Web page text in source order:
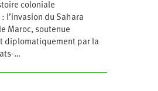
coloniale
l’invasion du Sahara
Maroc, soutenue
diplomatiquement par la
…